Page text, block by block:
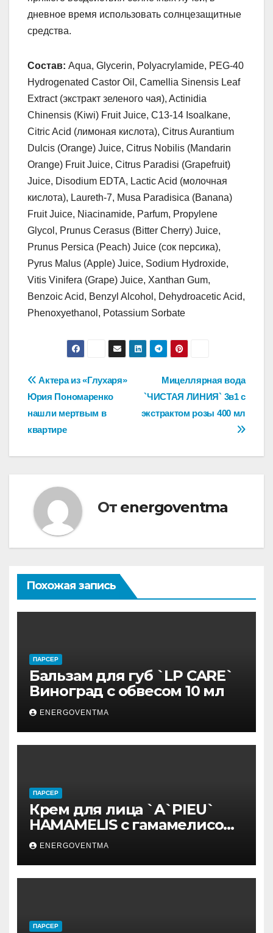
дневное время использовать солнцезащитные
средства.
Состав: Aqua, Glycerin, Polyacrylamide, PEG-40
Hydrogenated Castor Oil, Camellia Sinensis Leaf
Extract (экстракт зеленого чая), Actinidia
Chinensis (Kiwi) Fruit Juice, C13-14 Isoalkane,
Citric Acid (лимоная кислота), Citrus Aurantium
Dulcis (Orange) Juice, Citrus Nobilis (Mandarin
Orange) Fruit Juice, Citrus Paradisi (Grapefruit)
Juice, Disodium EDTA, Lactic Acid (молочная
кислота), Laureth-7, Musa Paradisica (Banana)
Fruit Juice, Niacinamide, Parfum, Propylene
Glycol, Prunus Cerasus (Bitter Cherry) Juice,
Prunus Persica (Peach) Juice (сок персика),
Pyrus Malus (Apple) Juice, Sodium Hydroxide,
Vitis Vinifera (Grape) Juice, Xanthan Gum,
Benzoic Acid, Benzyl Alcohol, Dehydroacetic Acid,
Phenoxyethanol, Potassium Sorbate
Навигация
по
записям
Мицеллярная вода
`ЧИСТАЯ ЛИНИЯ` 3в1 с
экстрактом розы 400 мл
Актера из «Глухаря»
Юрия Пономаренко
нашли мертвым в
квартире
От energoventma
Похожая запись
ПАРСЕР
Бальзам для губ `LP CARE`
Виноград с обвесом 10 мл
ENERGOVENTMA
ПАРСЕР
Крем для лица `A`PIEU`
HAMAMELIS с гамамелисом
50 мл
ENERGOVENTMA
ПАРСЕР